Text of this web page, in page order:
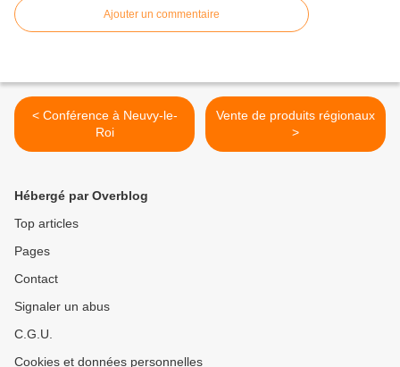
Ajouter un commentaire
< Conférence à Neuvy-le-
Roi
Vente de produits régionaux
>
Hébergé par Overblog
Top articles
Pages
Contact
Signaler un abus
C.G.U.
Cookies et données personnelles